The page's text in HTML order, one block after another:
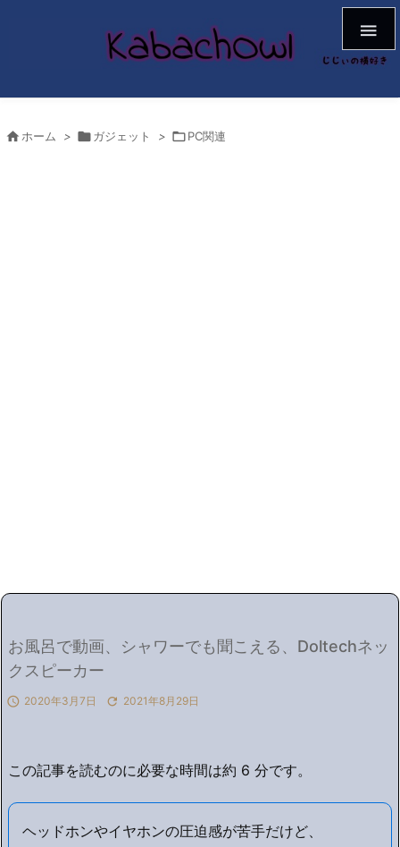

 ホーム > ガジェット > PC関連
お風呂で動画、シャワーでも聞こえる、Doltechネッ
クスピーカー
 2020年3月7日  2021年8月29日
この記事を読むのに必要な時間は約 6 分です。
ヘッドホンやイヤホンの圧迫感が苦手だけど、